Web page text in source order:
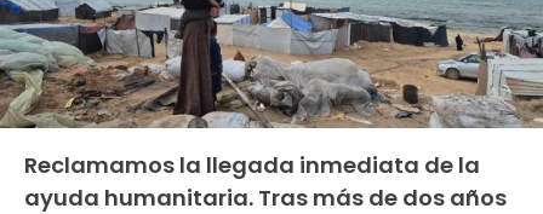
Reclamamos la llegada inmediata de la
ayuda humanitaria. Tras más de dos años